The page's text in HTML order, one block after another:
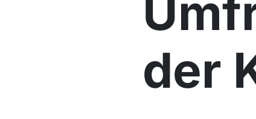
der